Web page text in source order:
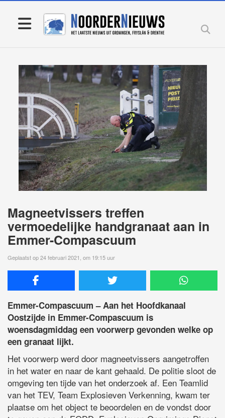
Magneetvissers treffen
vermoedelijke handgranaat aan in
Emmer-Compascuum
Geplaatst op 24 februari 2021, om 19:15 uur
Emmer-Compascuum – Aan het Hoofdkanaal
Oostzijde in Emmer-Compascuum is
woensdagmiddag een voorwerp gevonden welke op
een granaat lijkt.
Het voorwerp werd door magneetvissers aangetroffen
in het water en naar de kant gehaald. De politie sloot de
omgeving ten tijde van het onderzoek af. Een Teamlid
van het TEV, Team Explosieven Verkenning, kwam ter
plaatse om het object te beoordelen en de vondst door